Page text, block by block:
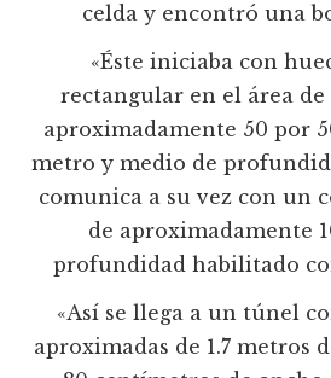
celda y encontró una
«Éste iniciaba con
rectangular en el área de
aproximadamente 50 por
metro y medio de
comunica a su vez con un
de aproximadamente
profundidad habilitado
«Así se llega a un túnel
aproximadas de 1.7 metros